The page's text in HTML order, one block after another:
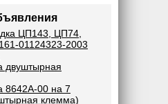
ЦП143, ЦП74,
01124323-2003
двуштырная
00 на 7
клемма)